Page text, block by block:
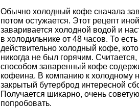
Обычно холодный кофе сначала
потом остужается. Этот рецепт
заваривается холодной водой и
в холодильнике от 48 часов. То есть
действительно холодный кофе,
никогда не был горячим. Считается,
способом заваренный кофе
кофеина. В компанию к холодному
закрытый бутерброд интересной
Получается шикарно, очень советую
попробовать.